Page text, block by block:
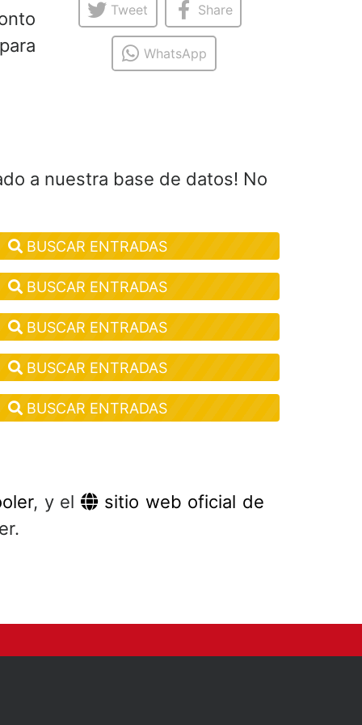
Tweet Share
WhatsApp
a nuestra base de datos! No
BUSCAR ENTRADAS
BUSCAR ENTRADAS
BUSCAR ENTRADAS
BUSCAR ENTRADAS
BUSCAR ENTRADAS
, y el
sitio web oficial de